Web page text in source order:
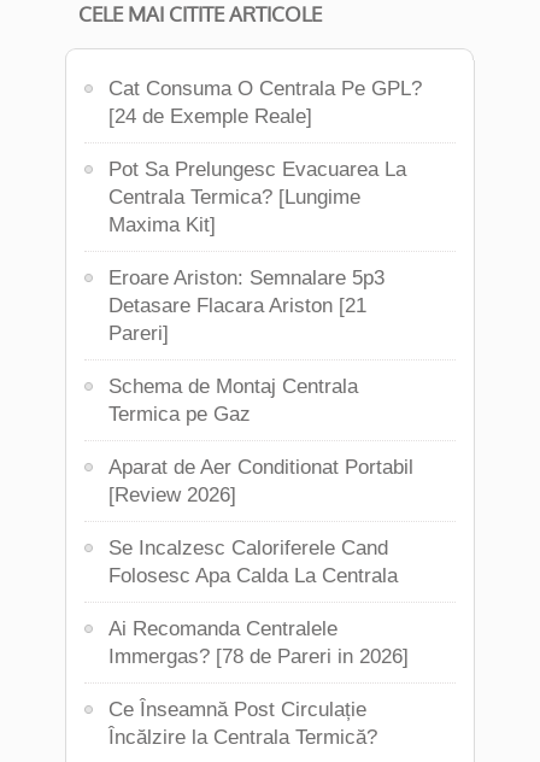
CELE MAI CITITE ARTICOLE
Cat Consuma O Centrala Pe GPL?
[24 de Exemple Reale]
Pot Sa Prelungesc Evacuarea La
Centrala Termica? [Lungime
Maxima Kit]
Eroare Ariston: Semnalare 5p3
Detasare Flacara Ariston [21
Pareri]
Schema de Montaj Centrala
Termica pe Gaz
Aparat de Aer Conditionat Portabil
[Review 2026]
Se Incalzesc Caloriferele Cand
Folosesc Apa Calda La Centrala
Ai Recomanda Centralele
Immergas? [78 de Pareri in 2026]
Ce Înseamnă Post Circulație
Încălzire la Centrala Termică?